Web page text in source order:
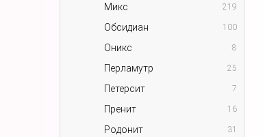
Микс 219
Обсидиан 100
Оникс 8
Перламутр 25
Петерсит 7
Пренит 16
Родонит 31